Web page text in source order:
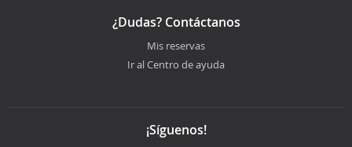
¿Dudas? Contáctanos
Mis reservas
Ir al Centro de ayuda
¡Síguenos!